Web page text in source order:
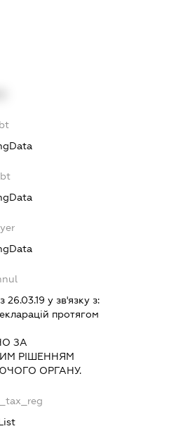
26.03.19 у зв'язку з:
протягом
ЗА
РIШЕННЯМ
ОРГАНУ.